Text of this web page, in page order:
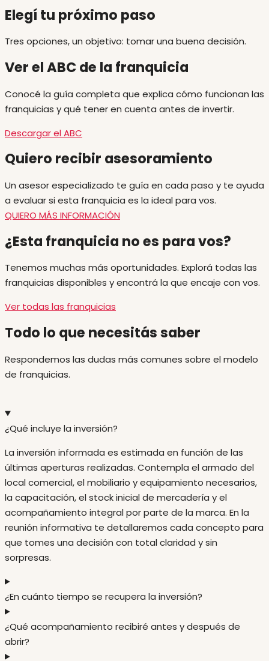
Elegí tu próximo paso
Tres opciones, un objetivo: tomar una buena decisión.
Ver el ABC de la franquicia
Conocé la guía completa que explica cómo funcionan las
franquicias y qué tener en cuenta antes de invertir.
Descargar el ABC
Quiero recibir asesoramiento
Un asesor especializado te guía en cada paso y te ayuda
a evaluar si esta franquicia es la ideal para vos.
QUIERO MÁS INFORMACIÓN
¿Esta franquicia no es para vos?
Tenemos muchas más oportunidades. Explorá todas las
franquicias disponibles y encontrá la que encaje con vos.
Ver todas las franquicias
Todo lo que necesitás saber
Respondemos las dudas más comunes sobre el modelo
de franquicias.
¿Qué incluye la inversión?
La inversión informada es estimada en función de las
últimas aperturas realizadas. Contempla el armado del
local comercial, el mobiliario y equipamiento necesarios,
la capacitación, el stock inicial de mercadería y el
acompañamiento integral por parte de la marca. En la
reunión informativa te detallaremos cada concepto para
que tomes una decisión con total claridad y sin
sorpresas.
¿En cuánto tiempo se recupera la inversión?
¿Qué acompañamiento recibiré antes y después de
abrir?